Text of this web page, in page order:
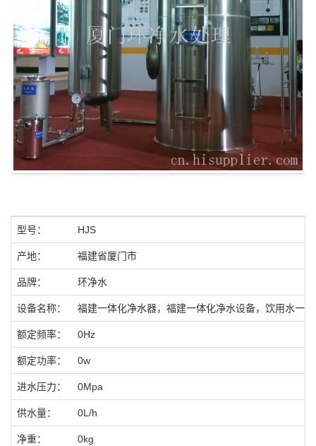
型号： HJS
产地： 福建省厦门市
品牌： 环净水
设备名称： 福建一体化净水器，福建一体化净水设备，饮用水一
额定频率： 0Hz
额定功率： 0w
进水压力： 0Mpa
供水量： 0L/h
净重： 0kg